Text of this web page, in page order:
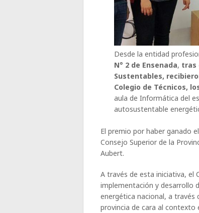
Desde la entidad
N° 2 de Ensenada, tras
Sustentables,
Colegio de Técnicos,
aula de Informática del
autosustentable
El premio por haber ganado
Consejo Superior de la
Aubert.
A través de esta iniciativa, el
implementación y desarrollo
energética nacional, a
provincia de cara al contexto